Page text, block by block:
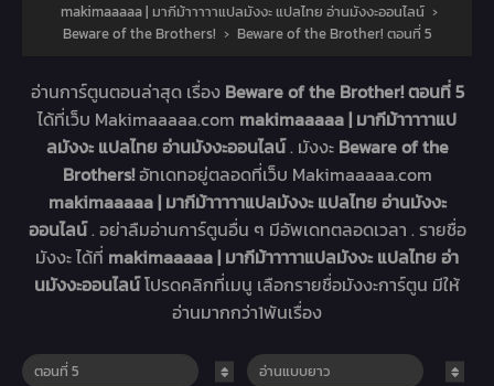
makimaaaaa | มากีม้าาาาาแปลมังงะ แปลไทย อ่านมังงะออนไลน์ ›
Beware of the Brothers! › Beware of the Brother! ตอนที่ 5
อ่านการ์ตูนตอนล่าสุด เรื่อง Beware of the Brother! ตอนที่ 5
ได้ที่เว็บ Makimaaaaa.com makimaaaaa | มากีม้าาาาาแป
ลมังงะ แปลไทย อ่านมังงะออนไลน์. มังงะ Beware of the
Brothers!อัทเดทอยู่ตลอดที่เว็บ Makimaaaaa.com
makimaaaaa | มากีม้าาาาาแปลมังงะ แปลไทย อ่านมังงะ
ออนไลน์. อย่าลืมอ่านการ์ตูนอื่น ๆ มีอัพเดทตลอดเวลา . รายชื่อ
มังงะ ได้ที่ makimaaaaa | มากีม้าาาาาแปลมังงะ แปลไทย อ่า
นมังงะออนไลน์โปรดคลิกที่เมนู เลือกรายชื่อมังงะการ์ตูน มีให้
อ่านมากกว่า1พันเรื่อง